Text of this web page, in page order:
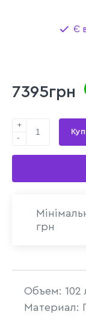
Є
7395грн
+
-
грн
Объем: 102
Материал: